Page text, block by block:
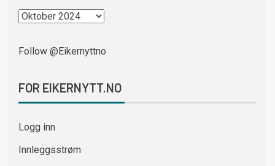
Follow @Eikernyttno
FOR EIKERNYTT.NO
Logg inn
Innleggsstrøm